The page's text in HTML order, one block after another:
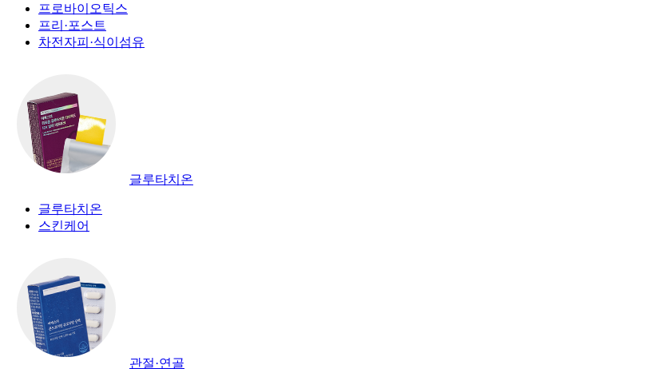
프로바이오틱스
프리·포스트
차전자피·식이섬유
글루타치온
글루타치온
스킨케어
관절·연골